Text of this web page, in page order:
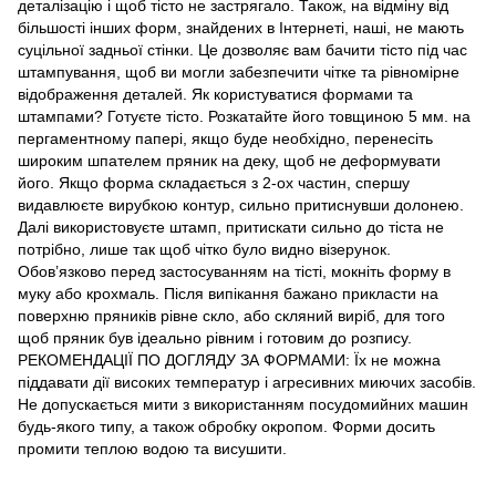
деталізацію і щоб тісто не застрягало. Також, на відміну від
більшості інших форм, знайдених в Інтернеті, наші, не мають
суцільної задньої стінки. Це дозволяє вам бачити тісто під час
штампування, щоб ви могли забезпечити чітке та рівномірне
відображення деталей. Як користуватися формами та
штампами? Готуєте тісто. Розкатайте його товщиною 5 мм. на
пергаментному папері, якщо буде необхідно, перенесіть
широким шпателем пряник на деку, щоб не деформувати
його. Якщо форма складається з 2-ох частин, спершу
видавлюєте вирубкою контур, сильно притиснувши долонею.
Далі використовуєте штамп, притискати сильно до тіста не
потрібно, лише так щоб чітко було видно візерунок.
Обов’язково перед застосуванням на тісті, мокніть форму в
муку або крохмаль. Після випікання бажано прикласти на
поверхню пряників рівне скло, або скляний виріб, для того
щоб пряник був ідеально рівним і готовим до розпису.
РЕКОМЕНДАЦІЇ ПО ДОГЛЯДУ ЗА ФОРМАМИ: Їх не можна
піддавати дії високих температур і агресивних миючих засобів.
Не допускається мити з використанням посудомийних машин
будь-якого типу, а також обробку окропом. Форми досить
промити теплою водою та висушити.